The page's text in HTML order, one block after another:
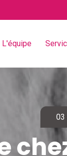
L'équipe
03